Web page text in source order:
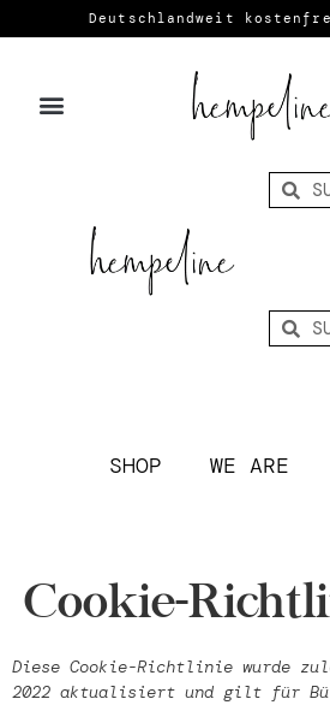
Deutschlandweit
SHOP WE ARE
Cookie-
Diese Cookie-Richtlinie wurde
2022 aktualisiert und gilt für